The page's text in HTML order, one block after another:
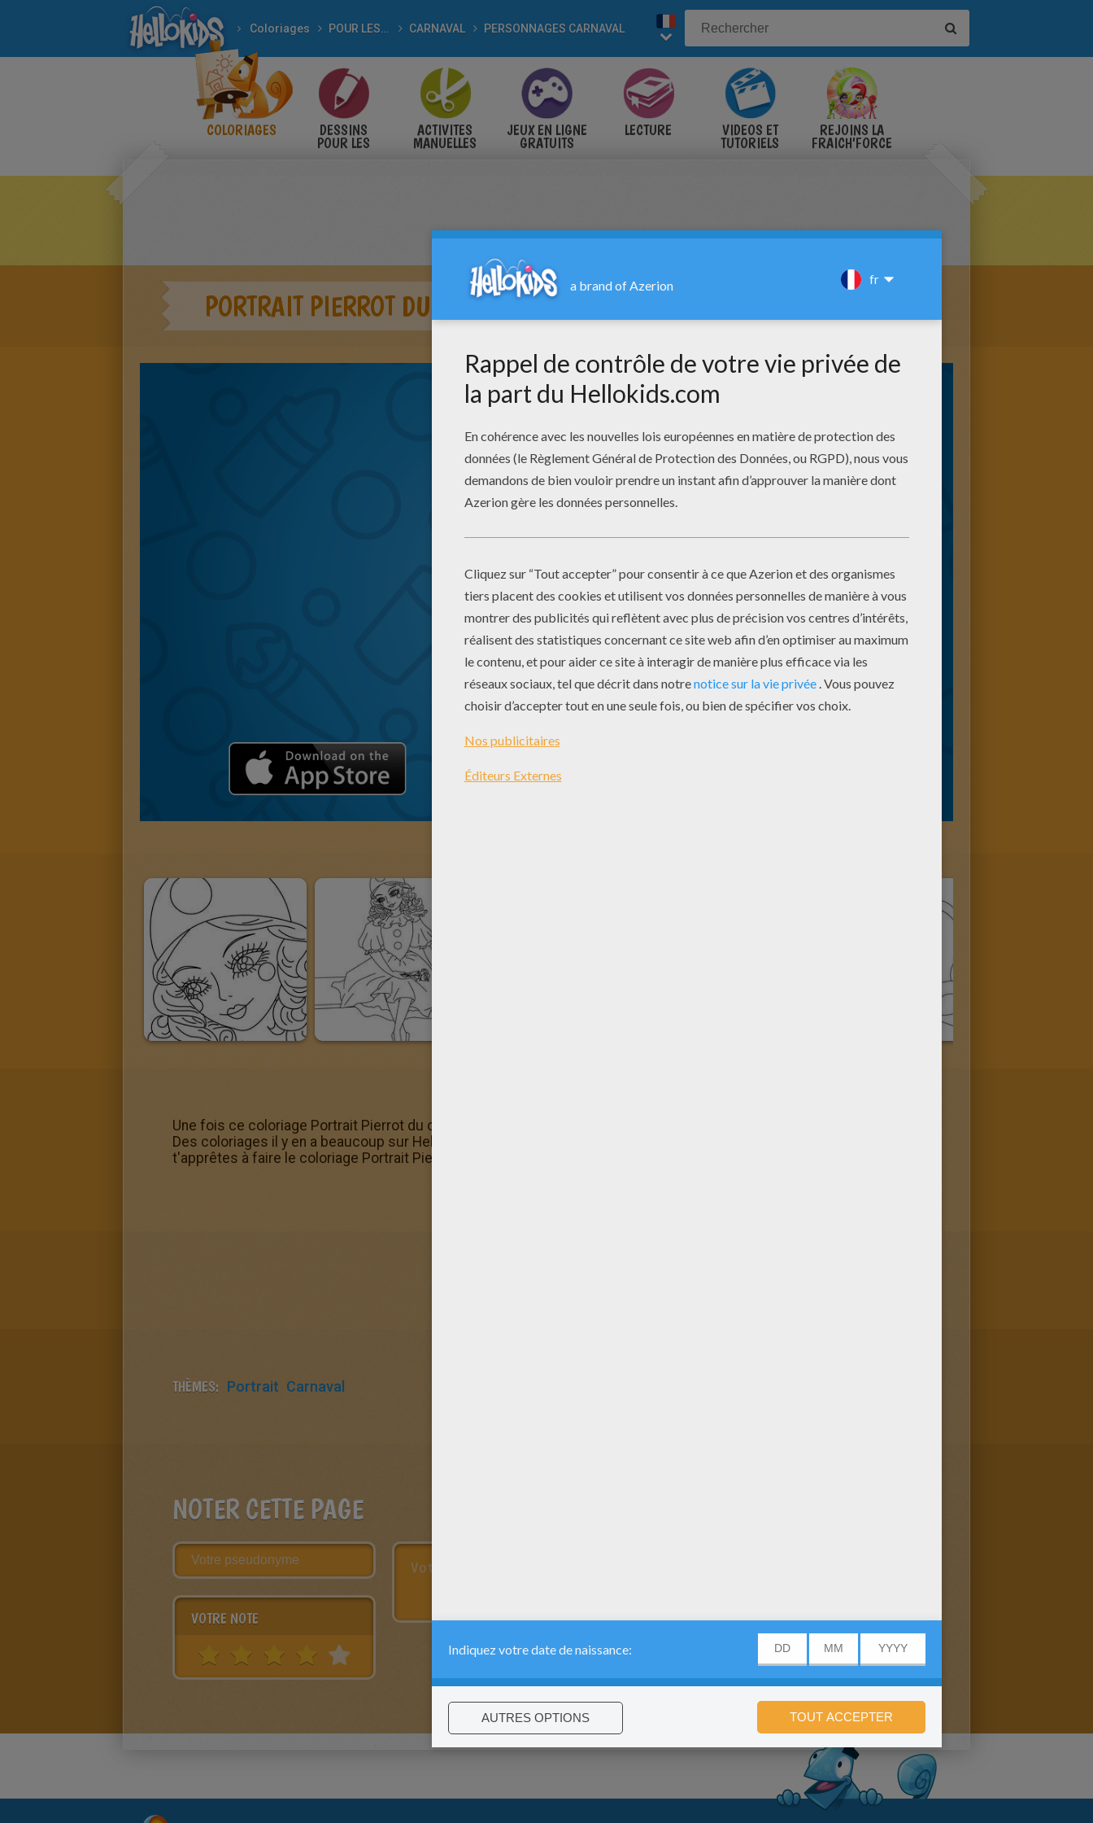
Coloriages POUR LES FÊTES CARNAVAL PERSONNAGES CARNAVAL
COLORIAGES DESSINS
POUR LES
ACTIVITES
MANUELLES
JEUX EN LIGNE
GRATUITS
LECTURE VIDÉOS ET
TUTORIELS
REJOINS LA
FRAICH'FORCE
PORTRAIT PIERROT DU CARNAVAL À COLORIER
Une fois ce coloriage Portrait Pierrot du carnaval à colorier terminé, n'hésite pas à l'offir à tes parents ou à tes amis !
Des coloriages il y en a beaucoup sur Hellokids. Ici tu es dans la rubrique Coloriage PERSONNAGES CARNAVAL et tu
t'apprêtes à faire le coloriage Portrait Pierrot du carnaval à colorier.
THÈMES: Portrait Carnaval
NOTER CETTE PAGE
VOTRE NOTE